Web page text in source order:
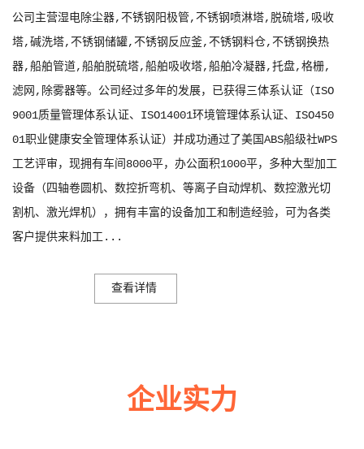
公司主营湿电除尘器,不锈钢阳极管,不锈钢喷淋塔,脱硫塔,吸收
塔,碱洗塔,不锈钢储罐,不锈钢反应釜,不锈钢料仓,不锈钢换热
器,船舶管道,船舶脱硫塔,船舶吸收塔,船舶冷凝器,托盘,格栅,
滤网,除雾器等。公司经过多年的发展，已获得三体系认证（ISO
9001质量管理体系认证、ISO14001环境管理体系认证、ISO450
01职业健康安全管理体系认证）并成功通过了美国ABS船级社WPS
工艺评审，现拥有车间8000平，办公面积1000平，多种大型加工
设备（四轴卷圆机、数控折弯机、等离子自动焊机、数控激光切
割机、激光焊机），拥有丰富的设备加工和制造经验，可为各类
客户提供来料加工...
查看详情
企业实力